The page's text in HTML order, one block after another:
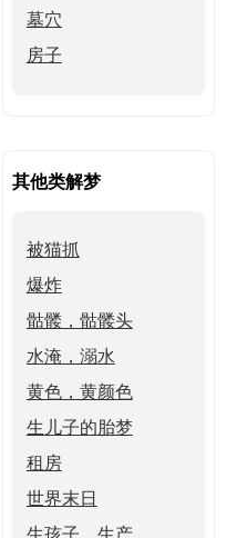
墓穴
房子
其他类解梦
被猫抓
爆炸
骷髅，骷髅头
水淹，溺水
黄色，黄颜色
生儿子的胎梦
租房
世界末日
生孩子，生产